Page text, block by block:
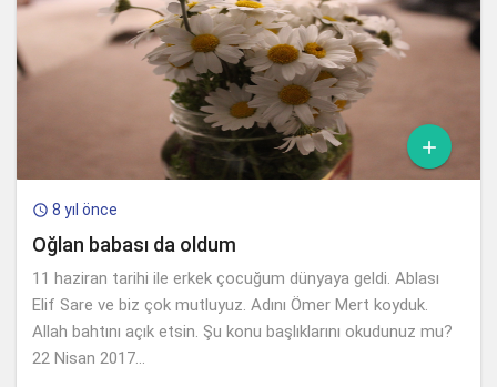

 8 yıl önce
Oğlan babası da oldum
11 haziran tarihi ile erkek çocuğum dünyaya geldi. Ablası
Elif Sare ve biz çok mutluyuz. Adını Ömer Mert koyduk.
Allah bahtını açık etsin. Şu konu başlıklarını okudunuz mu?
22 Nisan 2017...